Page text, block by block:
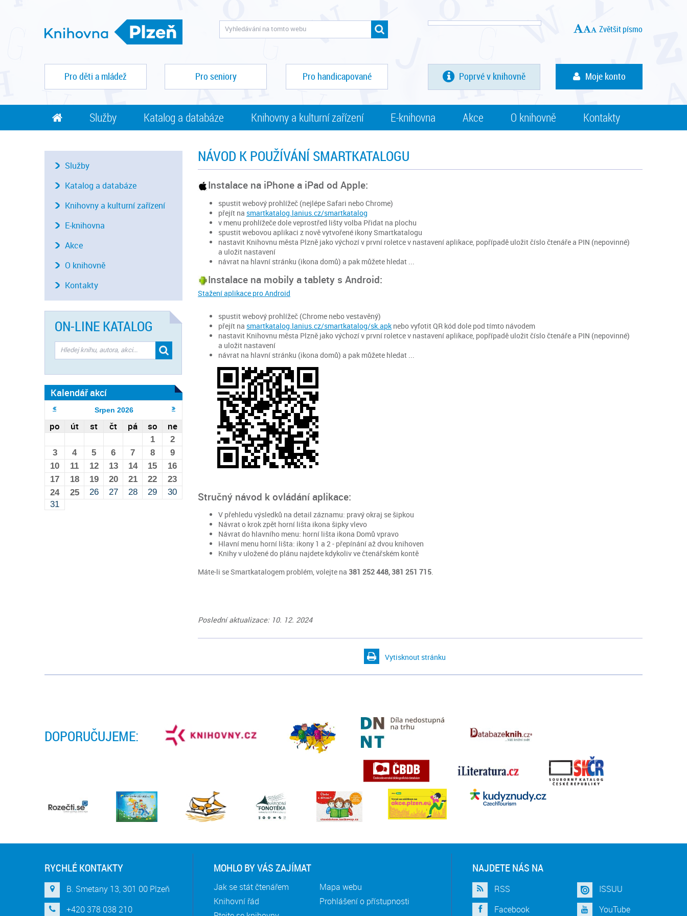
Zvětšit písmo
Pro děti a mládež Pro seniory Pro handicapované Poprvé v knihovně Moje konto
Služby Katalog a databáze Knihovny a kulturní zařízení E-knihovna Akce O knihovně Kontakty
NÁVOD K POUŽÍVÁNÍ SMARTKATALOGU
Instalace na iPhone a iPad od Apple:
spustit webový prohlížeč (nejlépe Safari nebo Chrome)
přejít na smartkatalog.lanius.cz/smartkatalog
v menu prohlížeče dole veprostřed lišty volba Přidat na plochu
spustit webovou aplikaci z nově vytvořené ikony Smartkatalogu
nastavit Knihovnu města Plzně jako výchozí v první roletce v nastavení aplikace, popřípadě uložit číslo čtenáře a PIN (nepovinné)
a uložit nastavení
návrat na hlavní stránku (ikona domů) a pak můžete hledat ...
Instalace na mobily a tablety s Android:
Stažení aplikace pro Android
spustit webový prohlížeč (Chrome nebo vestavěný)
přejít na smartkatalog.lanius.cz/smartkatalog/sk.apk nebo vyfotit QR kód dole pod tímto návodem
nastavit Knihovnu města Plzně jako výchozí v první roletce v nastavení aplikace, popřípadě uložit číslo čtenáře a PIN (nepovinné)
a uložit nastavení
návrat na hlavní stránku (ikona domů) a pak můžete hledat ...
Stručný návod k ovládání aplikace:
V přehledu výsledků na detail záznamu: pravý okraj se šipkou
Návrat o krok zpět horní lišta ikona šipky vlevo
Návrat do hlavního menu: horní lišta ikona Domů vpravo
Hlavní menu horní lišta: ikony 1 a 2 - přepínání až dvou knihoven
Knihy v uložené do plánu najdete kdykoliv ve čtenářském kontě
Máte-li se Smartkatalogem problém, volejte na 381 252 448, 381 251 715.
Poslední aktualizace: 10. 12. 2024
Vytisknout stránku
Služby
Katalog a databáze
Knihovny a kulturní zařízení
E-knihovna
Akce
O knihovně
Kontakty
ON-LINE KATALOG
Kalendář akcí
Srpen 2026
po út st čt pá so ne
1
2
3
4 5 6 7 8
9
10
11 12 13 14 15
16
17
18 19 20 21 22
23
24
25 26 27 28 29
30
31
DOPORUČUJEME:
RYCHLÉ KONTAKTY
B. Smetany 13, 301 00 Plzeň
+420 378 038 210
MOHLO BY VÁS ZAJÍMAT
Jak se stát čtenářem
Knihovní řád
Mapa webu
Prohlášení o přístupnosti
NAJDETE NÁS NA
RSS
Facebook
ISSUU
YouTube